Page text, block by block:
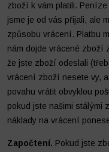
zboží k vám platili.
jsme je od vás přijali, ale
způsobu vrácení. Platbu
nám dojde vrácené zboží
že jste zboží odeslali
vrácení zboží nesete vy,
povahu vrátit obvyklou
pokud jste našimi stálými
náklady na vrácení
Započtení. Pokud jste